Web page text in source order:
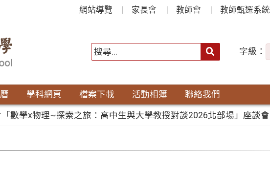
網站導覽 家長會 教師會 教師甄選系統
字級：
學科網頁 檔案下載 活動相簿 聯絡我們
「數學x物理~探索之旅：高中生與大學教授對談2026北部場」座談會